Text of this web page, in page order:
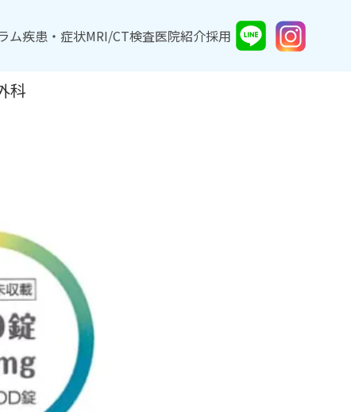
ム疾患・症状MRI/CT検査医院紹介採用
ム疾患・症状MRI/CT検査医院紹介採用
科